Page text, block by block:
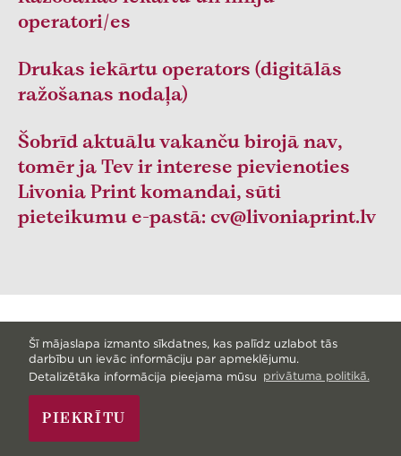
Šī mājaslapa izmanto sīkdatnes, kas palīdz uzlabot tās
darbību un ievāc informāciju par apmeklējumu.
Detalizētāka informācija pieejama mūsu privātuma politikā.
PIEKRĪTU
operatori/es
Drukas iekārtu operators (digitālās
ražošanas nodaļa)
Šobrīd aktuālu vakanču birojā nav,
tomēr ja Tev ir interese pievienoties
Livonia Print komandai, sūti
pieteikumu e-pastā: cv@livoniaprint.lv
Visas tiesības aizsargātas © Livonia Print Ltd. 2026
— Mājaslapa noGraftik—Ekskursija ražošanā—
Sitemap